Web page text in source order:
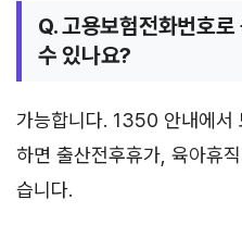
Q. 고용보험전화번호
수 있나요?
가능합니다. 1350 안내에서
하면 출산전후휴가, 육아휴
습니다.